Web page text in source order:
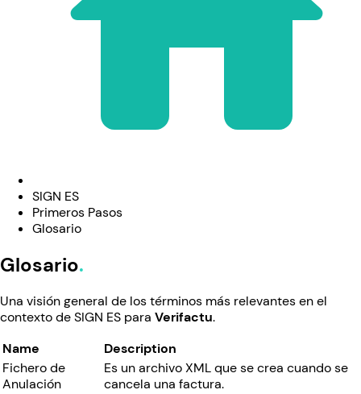
SIGN ES
Primeros Pasos
Glosario
Glosario
Una visión general de los términos más relevantes en el
contexto de SIGN ES para Verifactu.
Name
Description
Fichero de
Anulación
Es un archivo XML que se crea cuando se
cancela una factura.